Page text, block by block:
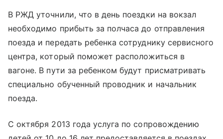
В РЖД уточнили, что в день поездки на вокзал
необходимо прибыть за полчаса до отправления
поезда и передать ребенка сотруднику сервисного
центра, который поможет расположиться в
вагоне. В пути за ребенком будут присматривать
специально обученный проводник и начальник
поезда.
С октября 2013 года услуга по сопровождению